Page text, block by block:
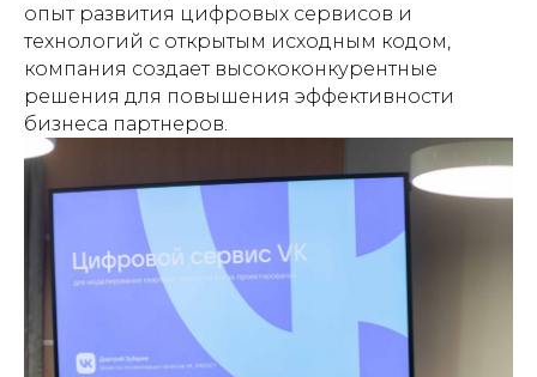
опыт развития цифровых сервисов и
технологий с открытым исходным кодом,
компания создает высококонкурентные
решения для повышения эффективности
бизнеса партнеров.